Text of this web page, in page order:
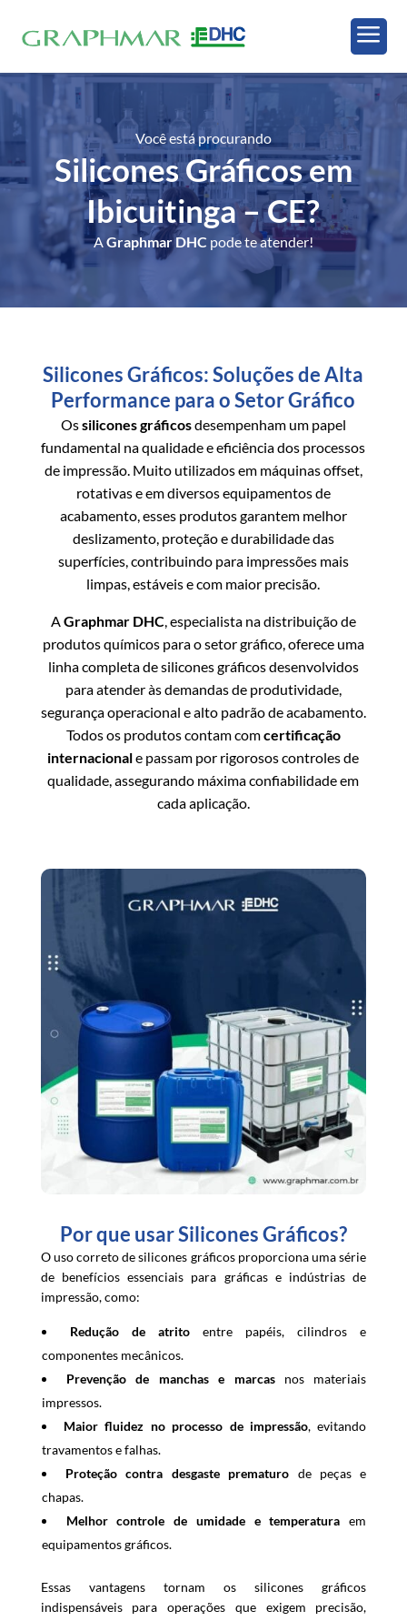
a
Você está procurando
Silicones Gráficos em
Ibicuitinga – CE?
AGraphmar DHCpode te atender!
Silicones Gráficos: Soluções de Alta
Performance para o Setor Gráfico
Ossilicones gráficosdesempenham um papel
fundamental na qualidade e eficiência dos processos
de impressão. Muito utilizados em máquinas offset,
rotativas e em diversos equipamentos de
acabamento, esses produtos garantem melhor
deslizamento, proteção e durabilidade das
superfícies, contribuindo para impressões mais
limpas, estáveis e com maior precisão.
AGraphmar DHC, especialista na distribuição de
produtos químicos para o setor gráfico, oferece uma
linha completa de silicones gráficos desenvolvidos
para atender às demandas de produtividade,
segurança operacional e alto padrão de acabamento.
Todos os produtos contam comcertificação
internacionale passam por rigorosos controles de
qualidade, assegurando máxima confiabilidade em
cada aplicação.
Por que usar Silicones Gráficos?
O uso correto de silicones gráficos proporciona uma série
de benefícios essenciais para gráficas e indústrias de
impressão, como:
Redução de atritoentre papéis, cilindros e
componentes mecânicos.
Prevenção de manchas e marcasnos materiais
impressos.
Maior fluidez no processo de impressão, evitando
travamentos e falhas.
Proteção contra desgaste prematuro de peças e
chapas.
Melhor controle de umidade e temperatura em
equipamentos gráficos.
Essas vantagens tornam os silicones gráficos
indispensáveis para operações que exigem precisão,